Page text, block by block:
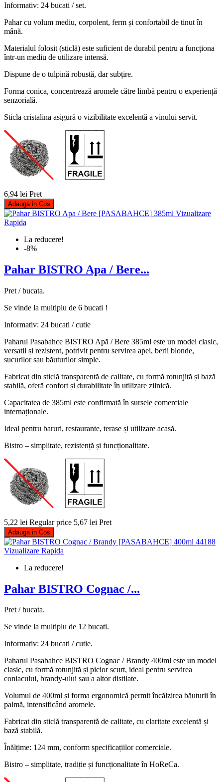
Informativ: 24 bucati / set.
Pahar cu volum mediu, corpolent, ferm și confortabil de tinut în
mână.
Materialul folosit (sticlă) este suficient de durabil pentru a funcționa
într-un mediu de utilizare intensă.
Dispune de o tulpină robustă, dar subțire.
Forma conica, concentrează aromele către limbă pentru o experiență
senzorială.
Sticla cristalina asigură o vizibilitate excelentă a vinului servit.
6,94 lei Pret
Adauga in Cos
Vizualizare
Rapida
La reducere!
-8%
Pahar BISTRO Apa / Bere...
Pret / bucata.
Se vinde la multiplu de 6 bucati !
Informativ: 24 bucati / cutie
Paharul Pasabahce BISTRO Apă / Bere 385ml este un model clasic,
versatil și rezistent, potrivit pentru servirea apei, berii blonde,
sucurilor sau băuturilor simple.
Fabricat din sticlă transparentă de calitate, cu formă rotunjită și bază
stabilă, oferă confort și durabilitate în utilizare zilnică.
Capacitatea de 385ml este confirmată în sursele comerciale
internaționale.
Ideal pentru baruri, restaurante, terase și utilizare acasă.
Bistro – simplitate, rezistență și funcționalitate.
5,22 lei Regular price 5,67 lei Pret
Adauga in Cos
Vizualizare Rapida
La reducere!
Pahar BISTRO Cognac /...
Pret / bucata.
Se vinde la multiplu de 12 bucati.
Informativ: 24 bucati / cutie.
Paharul Pasabahce BISTRO Cognac / Brandy 400ml este un model
clasic, cu formă rotunjită și picior scurt, ideal pentru servirea
coniacului, brandy-ului sau a altor distilate.
Volumul de 400ml și forma ergonomică permit încălzirea băuturii în
palmă, intensificând aromele.
Fabricat din sticlă transparentă de calitate, cu claritate excelentă și
bază stabilă.
Înălțime: 124 mm, conform specificațiilor comerciale.
Bistro – simplitate, tradiție și funcționalitate în HoReCa.